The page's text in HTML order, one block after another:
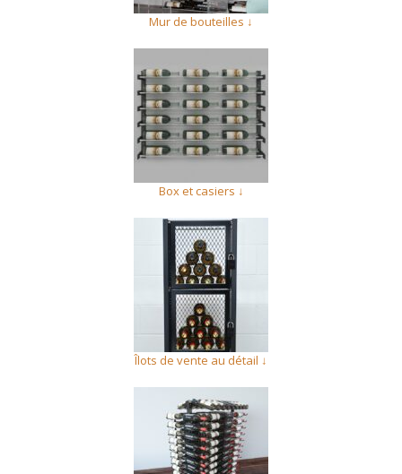
Mur de bouteilles ↓
Box et casiers ↓
Îlots de vente au détail ↓